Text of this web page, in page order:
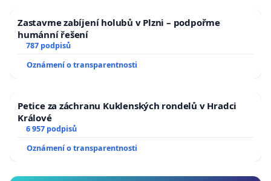
Zastavme zabíjení holubů v Plzni – podpořme
humánní řešení
787 podpisů
Oznámení o transparentnosti
Petice za záchranu Kuklenských rondelů v Hradci
Králové
6 957 podpisů
Oznámení o transparentnosti